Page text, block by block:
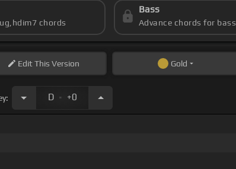
chords
Bass
Advance chords for bass
EditThis Version Gold
D . +0